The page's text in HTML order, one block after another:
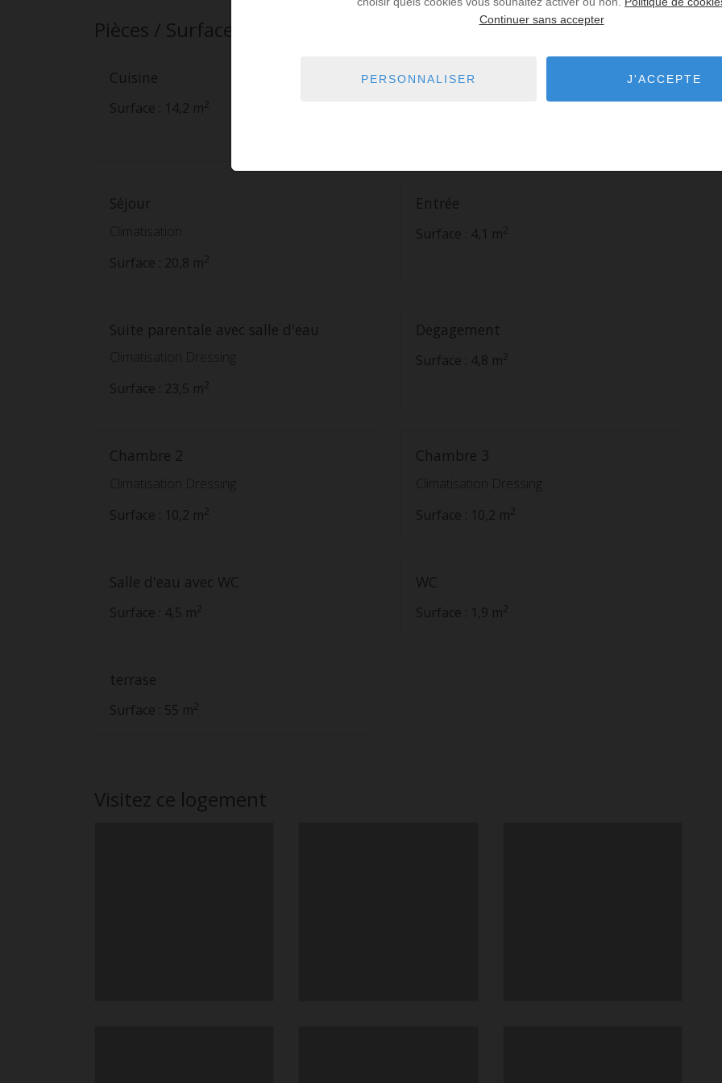
Pièces / Surfaces
Cuisine
Surface : 14,2 m2
Terrasse couverte
Séjour
Climatisation
Surface : 20,8 m2
Entrée
Surface : 4,1 m2
Suite parentale avec salle d'eau
Climatisation Dressing
Surface : 23,5 m2
Degagement
Surface : 4,8 m2
Chambre 2
Climatisation Dressing
Surface : 10,2 m2
Chambre 3
Climatisation Dressing
Surface : 10,2 m2
Salle d'eau avec WC
Surface : 4,5 m2
WC
Surface : 1,9 m2
terrase
Surface : 55 m2
Visitez ce logement
Continuer sans accepter
PERSONNALISER J'ACCEPTE